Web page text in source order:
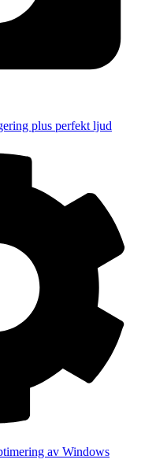
plus perfekt ljud
av Windows